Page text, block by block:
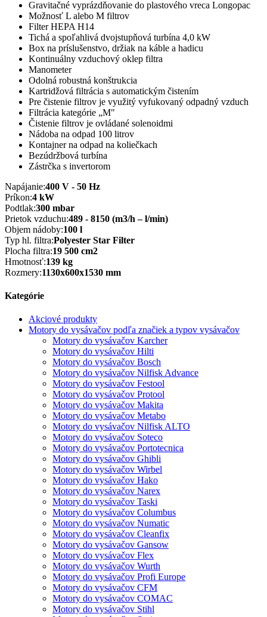
Gravitačné vyprázdňovanie do plastového vreca Longopac
Možnosť L alebo M filtrov
Filter HEPA H14
Tichá a spoľahlivá dvojstupňová turbína 4,0 kW
Box na príslušenstvo, držiak na káble a hadicu
Kontinuálny vzduchový oklep filtra
Manometer
Odolná robustná konštrukcia
Kartridžová filtrácia s automatickým čistením
Pre čistenie filtrov je využitý vyfukovaný odpadný vzduch
Filtrácia kategórie „M"
Čistenie filtrov je ovládané solenoidmi
Nádoba na odpad 100 litrov
Kontajner na odpad na koliečkach
Bezúdržbová turbína
Zástrčka s invertorom
Napájanie:400 V - 50 Hz
Príkon:4 kW
Podtlak:300 mbar
Prietok vzduchu:489 - 8150 (m3/h – l/min)
Objem nádoby:100 l
Typ hl. filtra:Polyester Star Filter
Plocha filtra:19 500 cm2
Hmotnosť:139 kg
Rozmery:1130x600x1530 mm
Kategórie
Akciové produkty
Motory do vysávačov podľa značiek a typov vysávačov
Motory do vysávačov Karcher
Motory do vysávačov Hilti
Motory do vysávačov Bosch
Motory do vysávačov Nilfisk Advance
Motory do vysávačov Festool
Motory do vysávačov Protool
Motory do vysávačov Makita
Motory do vysávačov Metabo
Motory do vysávačov Nilfisk ALTO
Motory do vysávačov Soteco
Motory do vysávačov Portotecnica
Motory do vysávačov Ghibli
Motory do vysávačov Wirbel
Motory do vysávačov Hako
Motory do vysávačov Narex
Motory do vysávačov Taski
Motory do vysávačov Columbus
Motory do vysávačov Numatic
Motory do vysávačov Cleanfix
Motory do vysávačov Gansow
Motory do vysávačov Flex
Motory do vysávačov Wurth
Motory do vysávačov Profi Europe
Motory do vysávačov CFM
Motory do vysávačov COMAC
Motory do vysávačov Stihl